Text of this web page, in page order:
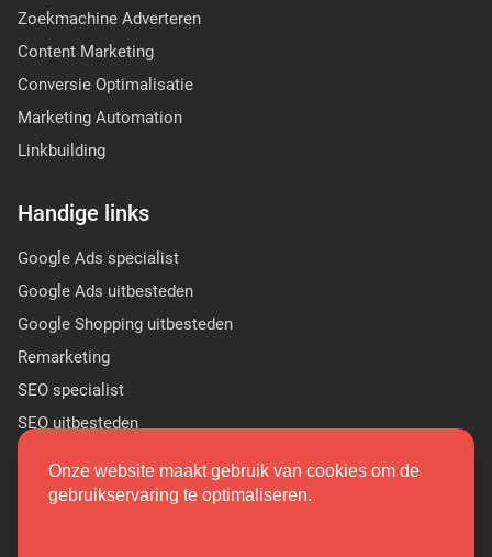
Zoekmachine Adverteren
Content Marketing
Conversie Optimalisatie
Marketing Automation
Linkbuilding
Handige links
Google Ads specialist
Google Ads uitbesteden
Google Shopping uitbesteden
Remarketing
SEO specialist
SEO uitbesteden
PR linkbuilding
Onze website maakt gebruik van cookies om de
gebruikservaring te optimaliseren.